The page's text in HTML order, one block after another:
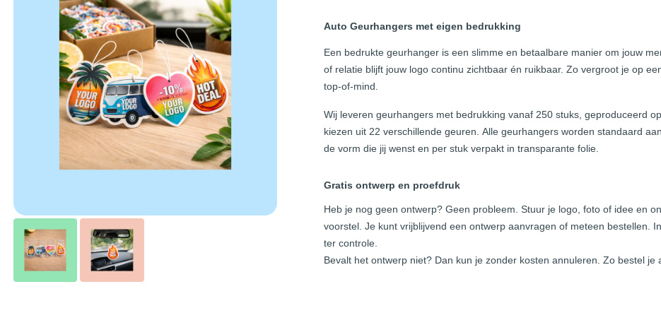
Auto Geurhangers met eigen bedrukking
Een bedrukte geurhanger is een slimme en betaalbare manier om jouw
of relatie blijft jouw logo continu zichtbaar én ruikbaar. Zo vergroot je op
top-of-mind.
Wij leveren geurhangers met bedrukking vanaf 250 stuks, geproduceerd
kiezen uit 22 verschillende geuren. Alle geurhangers worden standaard
de vorm die jij wenst en per stuk verpakt in transparante folie.
Gratis ontwerp en proefdruk
Heb je nog geen ontwerp? Geen probleem. Stuur je logo, foto of idee en
voorstel. Je kunt vrijblijvend een ontwerp aanvragen of meteen bestellen.
ter controle.
Bevalt het ontwerp niet? Dan kun je zonder kosten annuleren. Zo bestel je